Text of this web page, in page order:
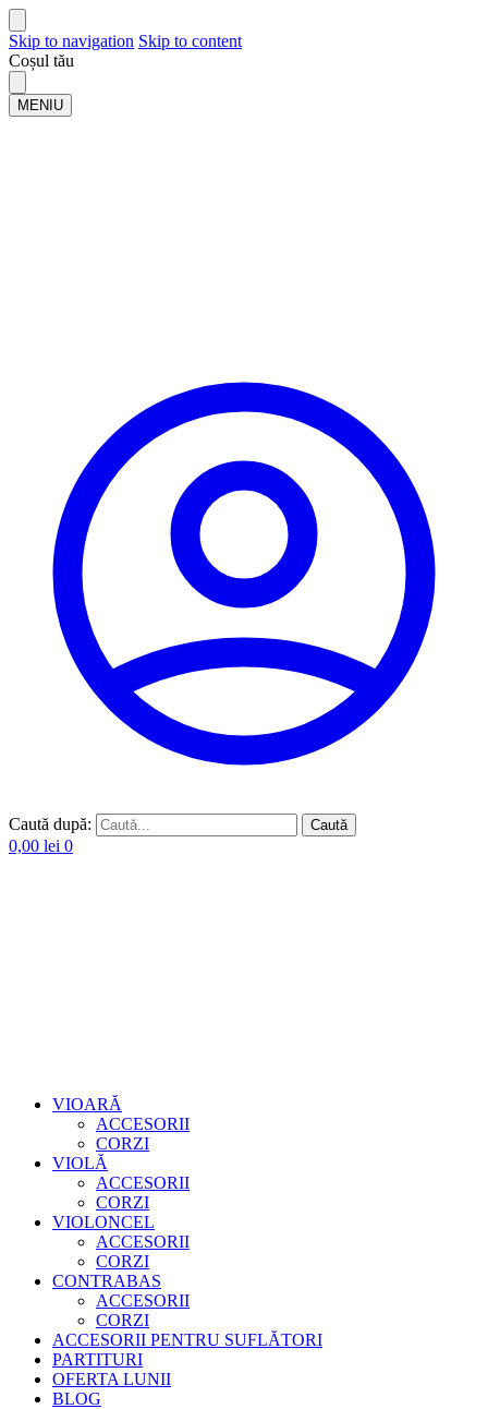
Skip to navigation Skip to content
Coșul tău
MENIU
Caută după: Caută
0,00 lei 0
VIOARĂ
ACCESORII
CORZI
VIOLĂ
ACCESORII
CORZI
VIOLONCEL
ACCESORII
CORZI
CONTRABAS
ACCESORII
CORZI
ACCESORII PENTRU SUFLĂTORI
PARTITURI
OFERTA LUNII
BLOG